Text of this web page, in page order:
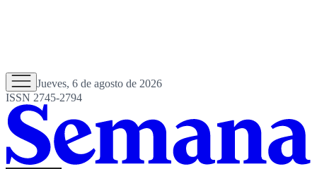
Jueves, 6 de agosto de 2026
ISSN 2745-2794